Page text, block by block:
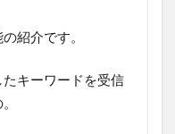
紹介です。
キーワードを受信